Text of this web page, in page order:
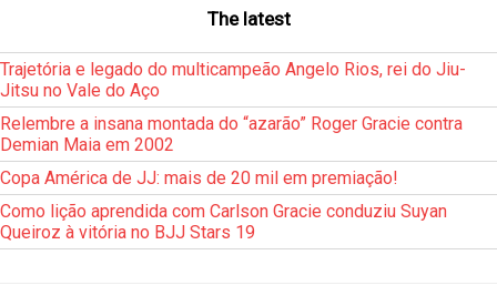
The latest
Trajetória e legado do multicampeão Angelo Rios, rei do Jiu-
Jitsu no Vale do Aço
Relembre a insana montada do “azarão” Roger Gracie contra
Demian Maia em 2002
Copa América de JJ: mais de 20 mil em premiação!
Como lição aprendida com Carlson Gracie conduziu Suyan
Queiroz à vitória no BJJ Stars 19